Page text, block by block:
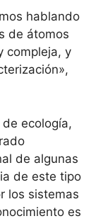
hablando
de átomos
compleja, y
ecología,
de algunas
de este tipo
los sistemas
es